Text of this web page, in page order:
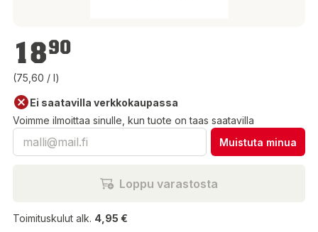
18,90 €
1890
(75,60 / l)
Ei saatavilla verkkokaupassa
Voimme ilmoittaa sinulle, kun tuote on taas saatavilla
Muistuta minua
Loppu varastosta
Toimituskulut alk. 4,95 €